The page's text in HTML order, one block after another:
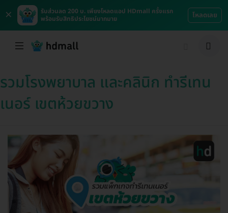
×
รับส่วนลด 200 บ. เพียงโหลดแอป HDmall ครั้งแรก
พร้อมรับสิทธิประโยชน์มากมาย
โหลดเลย
รวมโรงพยาบาล และคลินิก ทำรีเทน
เนอร์ เขตห้วยขวาง